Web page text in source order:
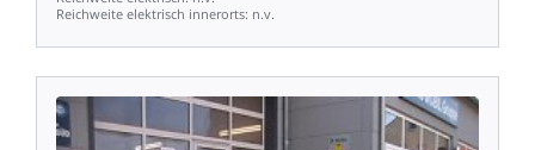
Reichweite elektrisch innerorts: n.v.